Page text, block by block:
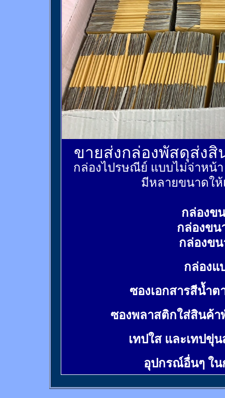
ขายส่งกล่องพัสดุส่ง
กล่องไปรษณีย์ แบบไม่จ่าหน้
มีหลายขนาดให้
กล่องข
กล่องขน
กล่องข
กล่องแ
ซองเอกสารสีน้ำต
ซองพลาสติกใส่สินค้า
เทปใส และเทปขุ่
อุปกรณ์อื่นๆ ใ